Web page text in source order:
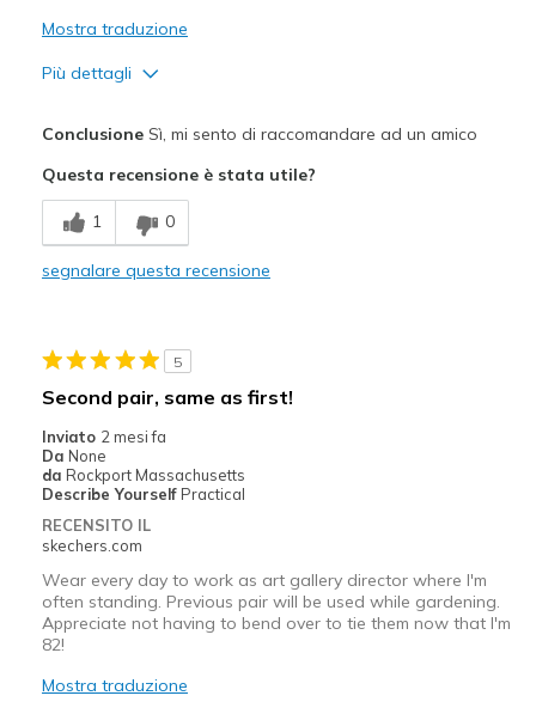
Mostra traduzione
Più dettagli
Comfortable
Durable
Casual Wear
Special Occasions
Sizing
Feels true to size
View On Shoes
I'm Into Shoes
ConclusioneSì, mi sento di raccomandare ad un amico
Questa recensione è stata utile?
1 0
segnalare questa recensione
5
Second pair, same as first!
Inviato 2 mesi fa
Da None
da Rockport Massachusetts
Describe Yourself Practical
RECENSITO IL
skechers.com
Wear every day to work as art gallery director where I'm
often standing. Previous pair will be used while gardening.
Appreciate not having to bend over to tie them now that I'm
82!
Mostra traduzione